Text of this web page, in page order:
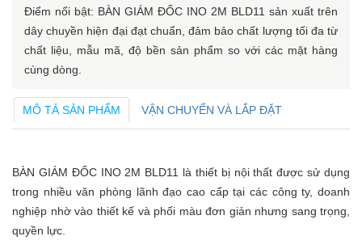
Điểm nổi bật: BÀN GIÁM ĐỐC INO 2M BLD11 sản xuất trên
dây chuyền hiện đại đạt chuẩn, đảm bảo chất lượng tối đa từ
chất liệu, mẫu mã, độ bền sản phẩm so với các mặt hàng
cùng dòng.
MÔ TẢ SẢN PHẨM VẬN CHUYỂN VÀ LẮP ĐẶT
BÀN GIÁM ĐỐC INO 2M BLD11 là thiết bị nội thất được sử dụng
trong nhiều văn phòng lãnh đạo cao cấp tại các công ty, doanh
nghiệp nhờ vào thiết kế và phối màu đơn giản nhưng sang trọng,
quyền lực.